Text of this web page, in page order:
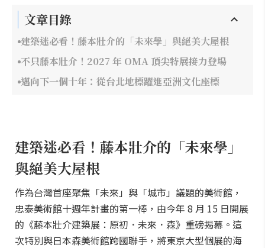
文章目錄
建築迷必看！藤本壯介的「未來學」與絕美大屋根
不只藤本壯介！2027 年 OMA 頂尖特展接力登場
邁向下一個十年：從台北地標躍進亞洲文化座標
建築迷必看！藤本壯介的「未來學」
與絕美大屋根
作為台灣首座聚焦「未來」與「城市」議題的美術館，
忠泰美術館十週年計畫的第一棒，由今年 8 月 15 日開展
的《藤本壯介建築展：原初．未來．森》重磅揭幕。這
次特別與日本森美術館跨國聯手，將東京大型個展的海